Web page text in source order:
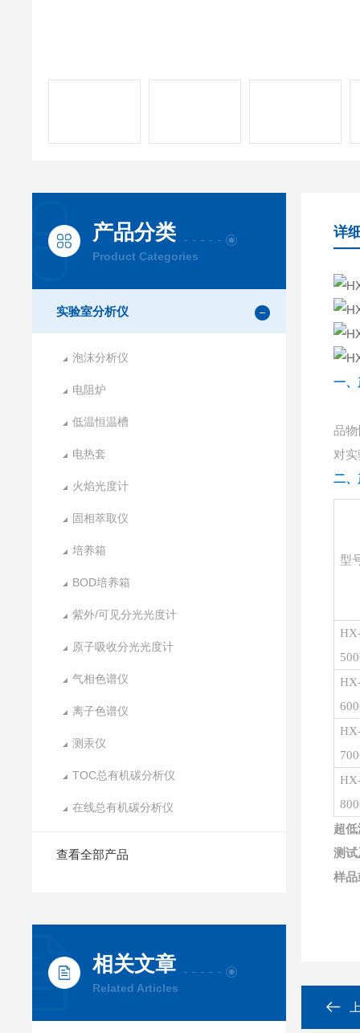
产品分类
Product Categories
实验室分析仪
泡沫分析仪
电阻炉
低温恒温槽
电热套
火焰光度计
固相萃取仪
培养箱
BOD培养箱
紫外/可见分光光度计
原子吸收分光光度计
气相色谱仪
离子色谱仪
测汞仪
TOC总有机碳分析仪
在线总有机碳分析仪
查看全部产品
相关文章
Related Articles
详
一
品
对
二
型
超
测
样